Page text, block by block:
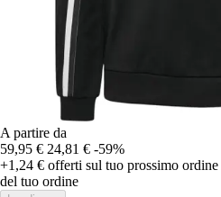
A partire da
59,95 € 24,81 € -59%
+1,24 € offerti sul tuo prossimo ordine
del tuo ordine